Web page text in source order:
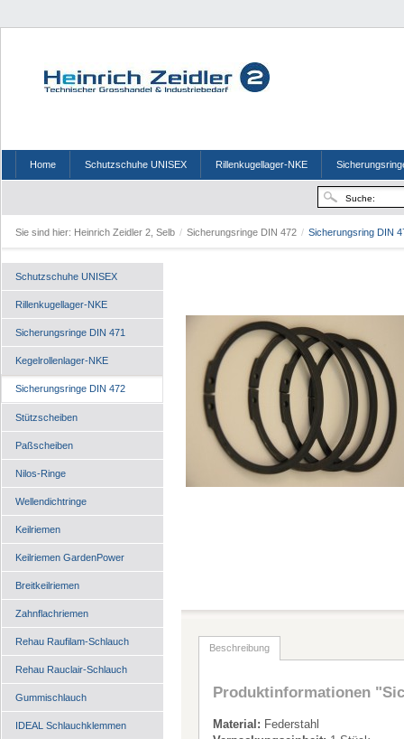
Home Schutzschuhe UNISEX Rillenkugellager-NKE
Sie sind hier: Heinrich Zeidler 2, Selb / Sicherungsringe DIN 472 / Sicherungsring DIN
Schutzschuhe UNISEX
Rillenkugellager-NKE
Sicherungsringe DIN 471
Kegelrollenlager-NKE
Sicherungsringe DIN 472
Stützscheiben
Paßscheiben
Nilos-Ringe
Wellendichtringe
Keilriemen
Keilriemen GardenPower
Breitkeilriemen
Zahnflachriemen
Rehau Raufilam-Schlauch
Rehau Rauclair-Schlauch
Gummischlauch
IDEAL Schlauchklemmen
Beschreibung
Produktinformationen
Material: Federstahl